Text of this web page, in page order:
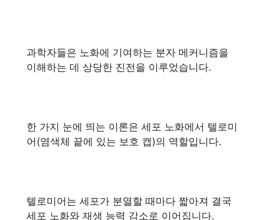
과학자들은 노화에 기여하는 분자 메커니즘을
이해하는 데 상당한 진전을 이루었습니다.
한 가지 눈에 띄는 이론은 세포 노화에서 텔로미
어(염색체 끝에 있는 보호 캡)의 역할입니다.
텔로미어는 세포가 분열할 때마다 짧아져 결국
세포 노화와 재생 능력 감소로 이어집니다.